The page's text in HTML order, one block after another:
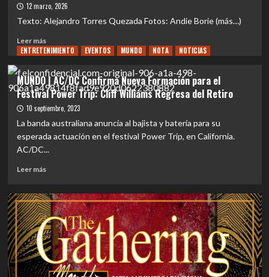
12 marzo, 2026
Texto: Alejandro Torres Quezada Fotos: Andie Borie (más…)
Leer másLeer
más
REVIEW
CONCIERTO
|
AC/DC
30
años
mil
almas
y
una
noche
que
quedará
ENTRETENIMIENTO EVENTOS MUNDO NOTA NOTICIAS
MUNDO | AC/DC Confirma Nueva Formación para el
Festival Power Trip: Cliff Williams Regresa del Retiro
10 septiembre, 2023
La banda australiana anuncia al bajista y batería para su
esperada actuación en el festival Power Trip, en California.
AC/DC...
Leer másLeer
MUNDO
|
AC/DC
Confirma
Nueva
Formación
para